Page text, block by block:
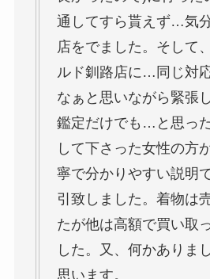
通してすら貰えず…気
店をでました。そして
ルド釧路店に…同じ対
なぁと思いながら緊張
鑑定だけでも…と思っ
して下さった女性の方
寧で分かりやすい説明
引致しました。着物は
たが他は高額で買い取
した。又、何かありま
思います。